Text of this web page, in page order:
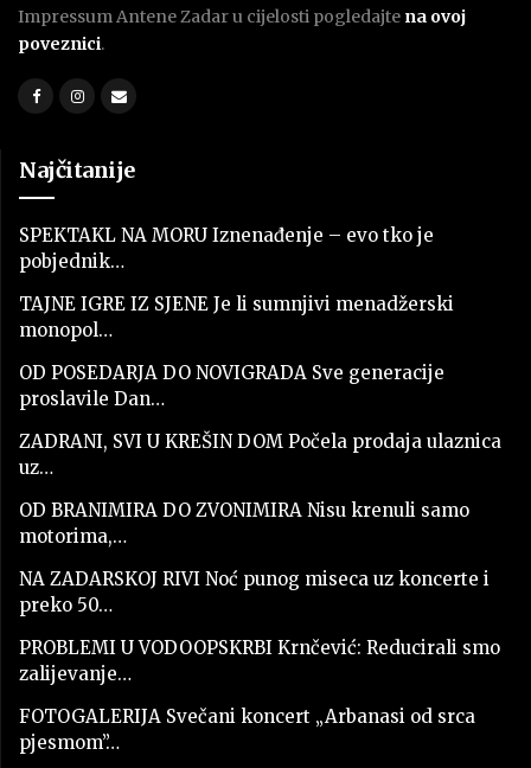
Impressum Antene Zadar u cijelosti pogledajte na ovoj
poveznici.
Najčitanije
SPEKTAKL NA MORU Iznenađenje – evo tko je
pobjednik…
TAJNE IGRE IZ SJENE Je li sumnjivi menadžerski
monopol…
OD POSEDARJA DO NOVIGRADA Sve generacije
proslavile Dan…
ZADRANI, SVI U KREŠIN DOM Počela prodaja ulaznica
uz…
OD BRANIMIRA DO ZVONIMIRA Nisu krenuli samo
motorima,…
NA ZADARSKOJ RIVI Noć punog miseca uz koncerte i
preko 50…
PROBLEMI U VODOOPSKRBI Krnčević: Reducirali smo
zalijevanje…
FOTOGALERIJA Svečani koncert „Arbanasi od srca
pjesmom”…